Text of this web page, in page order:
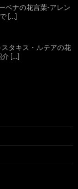
ベナの花言葉-アレン
[…]
タキス・ルテアの花
介 […]